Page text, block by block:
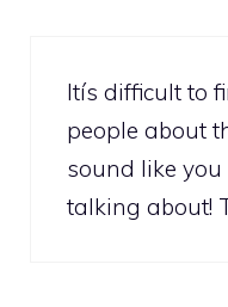
Itís difficult to
people about
sound like
talking about!